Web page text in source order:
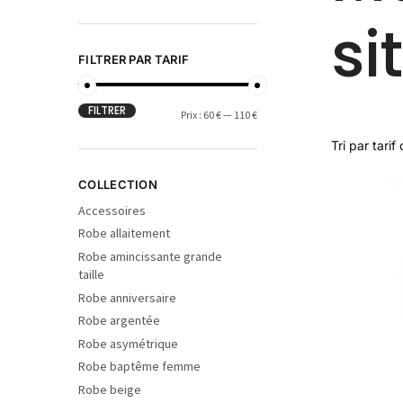
FILTRER PAR TARIF
FILTRER Prix : 60 €— 110 €
COLLECTION
Accessoires
Robe allaitement
Robe amincissante grande
taille
Robe anniversaire
Robe argentée
Robe asymétrique
Robe baptême femme
Robe beige